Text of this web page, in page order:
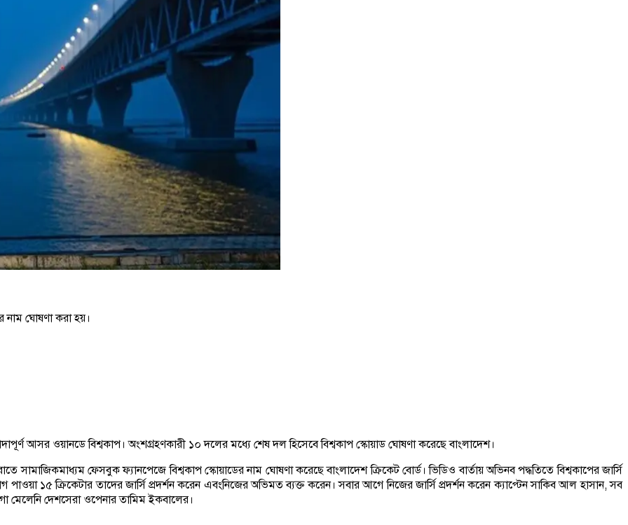
নাম ঘোষণা করা হয়।
আসর ওয়ানডে বিশ্বকাপ। অংশগ্রহণকারী ১০ দলের মধ্যে শেষ দল হিসেবে বিশ্বকাপ স্কোয়াড ঘোষণা করেছে বাংলাদেশ।
ফেসবুক ফ্যানপেজে বিশ্বকাপ স্কোয়াডের নাম ঘোষণা করেছে বাংলাদেশ ক্রিকেট বোর্ড। ভিডিও বার্তায় অভিনব পদ্ধতিতে বিশ্বকাপের জার্সি
১৫ ক্রিকেটার তাদের জার্সি প্রদর্শন করেন এবংনিজের অভিমত ব্যক্ত করেন। সবার আগে নিজের জার্সি প্রদর্শন করেন ক্যাপ্টেন সাকিব আল হাসান, সব
মেলেনি দেশসেরা ওপেনার তামিম ইকবালের।